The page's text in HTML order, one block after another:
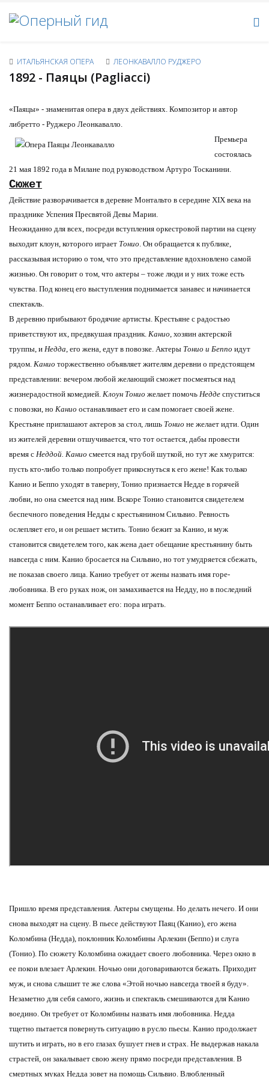
ИТАЛЬЯНСКАЯ ОПЕРА ЛЕОНКАВАЛЛО РУДЖЕРО
1892 - Паяцы (Pagliacci)
«Паяцы» - знаменитая опера в двух действиях. Композитор и автор
либретто - Руджеро Леонкавалло.
Премьера
состоялась
21 мая 1892 года в Милане под руководством Артуро Тосканини.
Сюжет
Действие разворачивается в деревне Монтальто в середине XIX века на
празднике Успения Пресвятой Девы Марии.
Неожиданно для всех, посреди вступления оркестровой партии на сцену
выходит клоун, которого играет Тонио. Он обращается к публике,
рассказывая историю о том, что это представление вдохновлено самой
жизнью. Он говорит о том, что актеры – тоже люди и у них тоже есть
чувства. Под конец его выступления поднимается занавес и начинается
спектакль.
В деревню прибывают бродячие артисты. Крестьяне с радостью
приветствуют их, предвкушая праздник. Канио, хозяин актерской
труппы, и Недда, его жена, едут в повозке. Актеры Тонио и Беппо идут
рядом. Канио торжественно объявляет жителям деревни о предстоящем
представлении: вечером любой желающий сможет посмеяться над
жизнерадостной комедией. Клоун Тонио желает помочь Недде спуститься
с повозки, но Канио останавливает его и сам помогает своей жене.
Крестьяне приглашают актеров за стол, лишь Тонио не желает идти. Один
из жителей деревни отшучивается, что тот остается, дабы провести
время с Неддой. Канио смеется над грубой шуткой, но тут же хмурится:
пусть кто-либо только попробует прикоснуться к его жене! Как только
Канио и Беппо уходят в таверну, Тонио признается Недде в горячей
любви, но она смеется над ним. Вскоре Тонио становится свидетелем
беспечного поведения Недды с крестьянином Сильвио. Ревность
ослепляет его, и он решает мстить. Тонио бежит за Канио, и муж
становится свидетелем того, как жена дает обещание крестьянину быть
навсегда с ним. Канио бросается на Сильвио, но тот умудряется сбежать,
не показав своего лица. Канио требует от жены назвать имя горе-
любовника. В его руках нож, он замахивается на Недду, но в последний
момент Беппо останавливает его: пора играть.
Пришло время представления. Актеры смущены. Но делать нечего. И они
снова выходят на сцену. В пьесе действуют Паяц (Канио), его жена
Коломбина (Недда), поклонник Коломбины Арлекин (Беппо) и слуга
(Тонио). По сюжету Коломбина ожидает своего любовника. Через окно в
ее покои влезает Арлекин. Ночью они договариваются бежать. Приходит
муж, и снова слышит те же слова «Этой ночью навсегда твоей я буду».
Незаметно для себя самого, жизнь и спектакль смешиваются для Канио
воедино. Он требует от Коломбины назвать имя любовника. Недда
тщетно пытается повернуть ситуацию в русло пьесы. Канио продолжает
шутить и играть, но в его глазах бушует гнев и страх. Не выдержав накала
страстей, он закалывает свою жену прямо посреди представления. В
смертных муках Недда зовет на помощь Сильвио. Влюбленный